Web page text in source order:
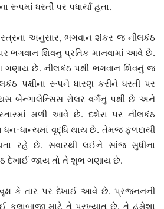
રૂપમાં ધરતી પર પધાર્યા હતા.
અનુસાર, ભગવાન શંકર જ નીલકંઠ
ભગવાન શિવનુ પ્રતિક માનવામાં આવે છે.
છે. નીલકંઠ પક્ષી ભગવાન શિવનું જ
પક્ષીના રૂપને ધારણ કરીને ધરતી પર
બેન્ગાલેન્સિસ રોલર વર્ગનું પક્ષી છે અને
મળી આવે છે. દશેરા પર નીલકંઠ
ધન-ધાન્યમાં વૃદ્ધિ થાય છે. તેમજ ફળદાયી
રહે છે. સવારથી લઈને સાંજ સુધીના
દેખાઈ જાય તો તે શુભ ગણાય છે.
કે તાર પર દેખાઈ આવે છે. પ્રજનનની
કલાબાજી માટે તે પ્રખ્યાત છે. તે હંમેશા